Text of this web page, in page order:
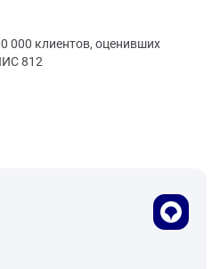
000 клиентов, оценивших
812